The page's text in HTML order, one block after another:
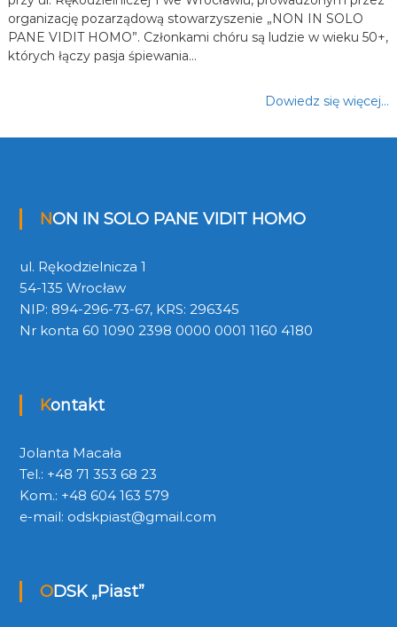
organizację pozarządową stowarzyszenie „NON IN SOLO
PANE VIDIT HOMO”. Członkami chóru są ludzie w wieku 50+,
których łączy pasja śpiewania…
Dowiedz się więcej…
NON IN SOLO PANE VIDIT HOMO
ul. Rękodzielnicza 1
54-135 Wrocław
NIP: 894-296-73-67, KRS: 296345
Nr konta 60 1090 2398 0000 0001 1160 4180
Kontakt
Jolanta Macała
Tel.: +48 71 353 68 23
Kom.: +48 604 163 579
e-mail: odskpiast@gmail.com
ODSK „Piast”